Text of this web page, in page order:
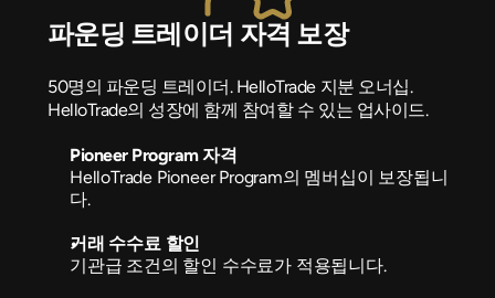
파운딩 트레이더 자격 보장
50명의 파운딩 트레이더. HelloTrade 지분 오너십.
HelloTrade의 성장에 함께 참여할 수 있는 업사이드.
Pioneer Program 자격
HelloTrade Pioneer Program의 멤버십이 보장됩니
다.
거래 수수료 할인
기관급 조건의 할인 수수료가 적용됩니다.